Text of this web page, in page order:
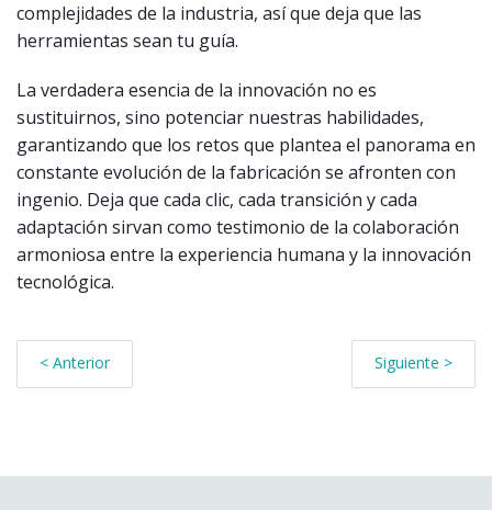
complejidades de la industria, así que deja que las
herramientas sean tu guía.
La verdadera esencia de la innovación no es
sustituirnos, sino potenciar nuestras habilidades,
garantizando que los retos que plantea el panorama en
constante evolución de la fabricación se afronten con
ingenio. Deja que cada clic, cada transición y cada
adaptación sirvan como testimonio de la colaboración
armoniosa entre la experiencia humana y la innovación
tecnológica.
< Anterior Siguiente >